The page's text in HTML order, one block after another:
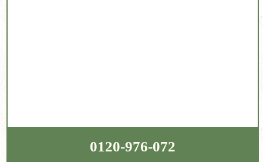
0120-976-072